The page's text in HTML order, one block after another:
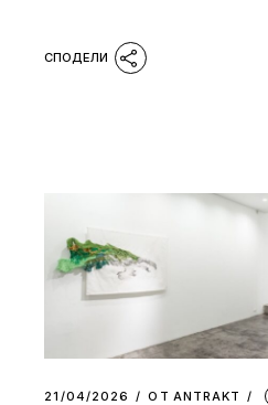
21/04/2026 ОТ АNTRAKT